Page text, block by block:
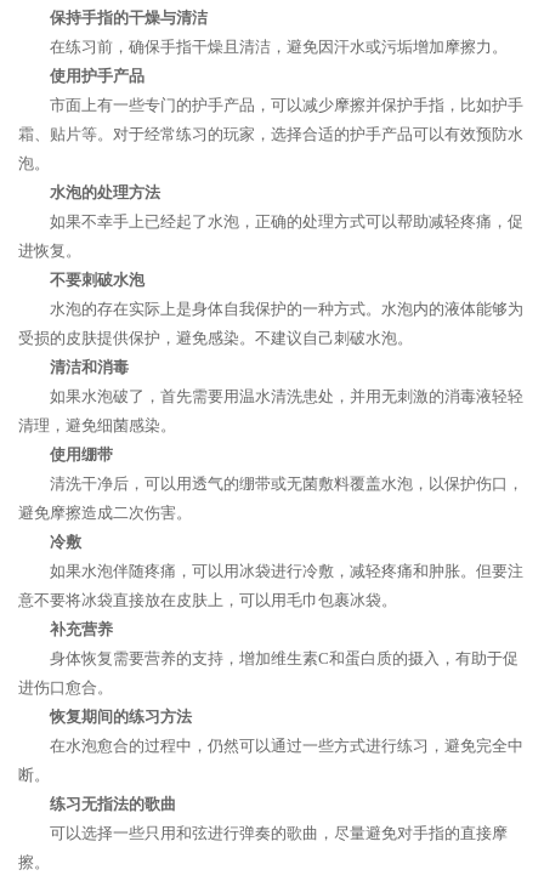
保持手指的干燥与清洁
在练习前，确保手指干燥且清洁，避免因汗水或污垢增加摩擦力。
使用护手产品
市面上有一些专门的护手产品，可以减少摩擦并保护手指，比如护手
霜、贴片等。对于经常练习的玩家，选择合适的护手产品可以有效预防水
泡。
水泡的处理方法
如果不幸手上已经起了水泡，正确的处理方式可以帮助减轻疼痛，促
进恢复。
不要刺破水泡
水泡的存在实际上是身体自我保护的一种方式。水泡内的液体能够为
受损的皮肤提供保护，避免感染。不建议自己刺破水泡。
清洁和消毒
如果水泡破了，首先需要用温水清洗患处，并用无刺激的消毒液轻轻
清理，避免细菌感染。
使用绷带
清洗干净后，可以用透气的绷带或无菌敷料覆盖水泡，以保护伤口，
避免摩擦造成二次伤害。
冷敷
如果水泡伴随疼痛，可以用冰袋进行冷敷，减轻疼痛和肿胀。但要注
意不要将冰袋直接放在皮肤上，可以用毛巾包裹冰袋。
补充营养
身体恢复需要营养的支持，增加维生素C和蛋白质的摄入，有助于促
进伤口愈合。
恢复期间的练习方法
在水泡愈合的过程中，仍然可以通过一些方式进行练习，避免完全中
断。
练习无指法的歌曲
可以选择一些只用和弦进行弹奏的歌曲，尽量避免对手指的直接摩
擦。